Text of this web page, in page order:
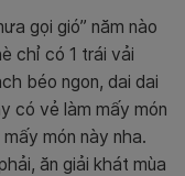
gọi gió” năm nào
chỉ có 1 trái vải
béo ngon, dai dai
có vẻ làm mấy món
món này nha.
ăn giải khát mùa